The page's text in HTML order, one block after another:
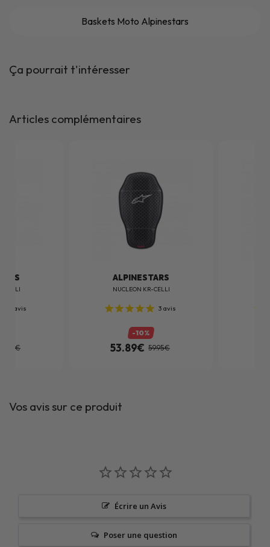
Baskets Moto Alpinestars
Ça pourrait t'intéresser
Articles complémentaires
CELLI
avis
ALPINESTARS
NUCLEON KR-CELLI
3avis
-10%
53.89€ 59.95€
Vos avis sur ce produit
Écrire un Avis
Poser une question